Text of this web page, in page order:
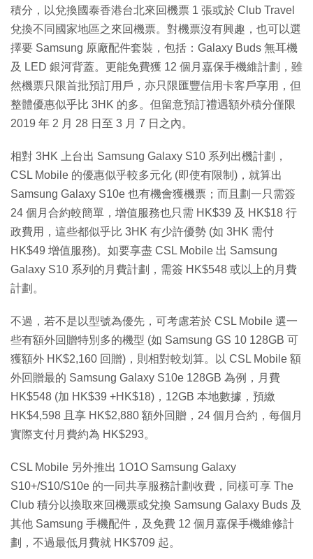
積分，以兌換國泰香港台北來回機票 1 張或於 Club Travel
兌換不同國家地區之來回機票。對機票沒有興趣，也可以選
擇要 Samsung 原廠配件套裝，包括：Galaxy Buds 無耳機
及 LED 銀河背蓋。更能免費獲 12 個月嘉保手機維計劃，雖
然機票只限首批預訂用戶，亦只限匯豐信用卡客戶享用，但
整體優惠似乎比 3HK 的多。但留意預訂禮遇額外積分僅限
2019 年 2 月 28 日至 3 月 7 日之內。
相對 3HK 上台出 Samsung Galaxy S10 系列出機計劃，
CSL Mobile 的優惠似乎較多元化 (即使有限制)，就算出
Samsung Galaxy S10e 也有機會獲機票；而且劃一只需簽
24 個月合約較簡單，增值服務也只需 HK$39 及 HK$18 行
政費用，這些都似乎比 3HK 有少許優勢 (如 3HK 需付
HK$49 增值服務)。如要享盡 CSL Mobile 出 Samsung
Galaxy S10 系列的月費計劃，需簽 HK$548 或以上的月費
計劃。
不過，若不是以型號為優先，可考慮若於 CSL Mobile 選一
些有額外回贈特別多的機型 (如 Samsung GS 10 128GB 可
獲額外 HK$2,160 回贈)，則相對較划算。以 CSL Mobile 額
外回贈最的 Samsung Galaxy S10e 128GB 為例，月費
HK$548 (加 HK$39 +HK$18)，12GB 本地數據，預繳
HK$4,598 且享 HK$2,880 額外回贈，24 個月合約，每個月
實際支付月費約為 HK$293。
CSL Mobile 另外推出 1O1O Samsung Galaxy
S10+/S10/S10e 的一同共享服務計劃收費，同樣可享 The
Club 積分以換取來回機票或兌換 Samsung Galaxy Buds 及
其他 Samsung 手機配件，及免費 12 個月嘉保手機維修計
劃，不過最低月費就 HK$709 起。